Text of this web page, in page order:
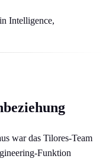
Intelligence,
war das Tilores-Team
Funktion